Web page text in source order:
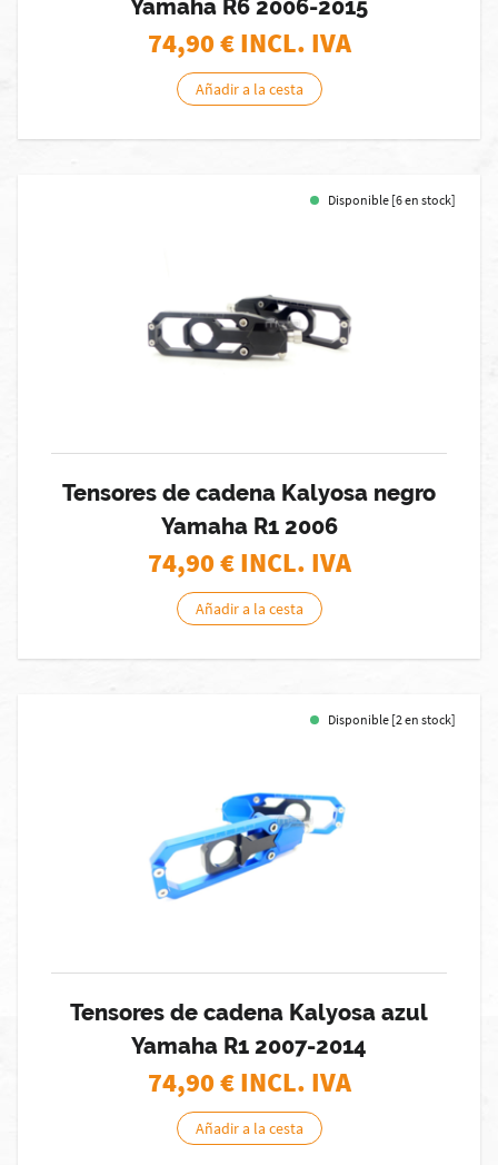
Yamaha R6 2006-2015
74,90€ INCL. IVA
Añadir a la cesta
Disponible [6 en stock]
Tensores de cadena Kalyosa negro
Yamaha R1 2006
74,90€ INCL. IVA
Añadir a la cesta
Disponible [2 en stock]
Tensores de cadena Kalyosa azul
Yamaha R1 2007-2014
74,90€ INCL. IVA
Añadir a la cesta